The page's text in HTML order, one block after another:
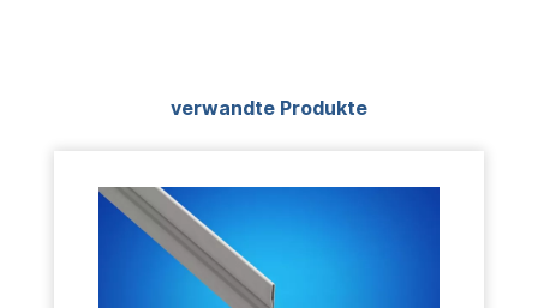
Produktgalerie überspringen
verwandte Produkte